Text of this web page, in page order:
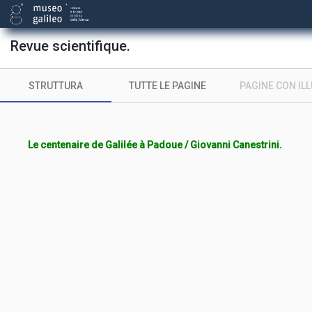
Revue scientifique.
STRUTTURA TUTTE LE PAGINE PAGINE CON
Le centenaire de Galilée à Padoue / Giovanni Canestrini.